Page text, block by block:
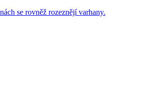
se rovněž rozeznějí varhany.